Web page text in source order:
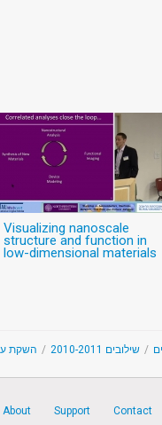
Visualizing nanoscale
structure and function in
low-dimensional materials
/ שילובים 2010-2011 / השקת
About Support Contact